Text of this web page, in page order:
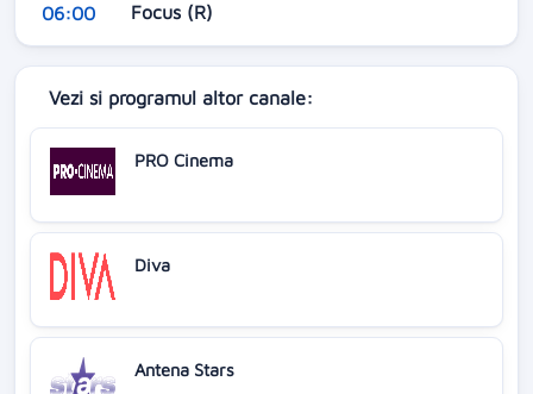
06:00 Focus (R)
Vezi si programul altor canale:
PRO Cinema
Diva
Antena Stars